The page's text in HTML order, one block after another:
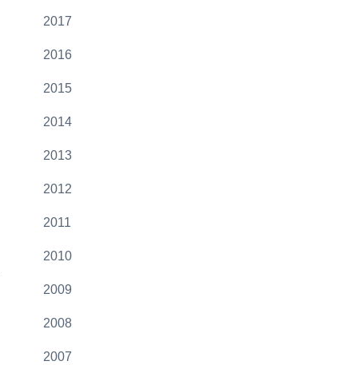
2017
2016
2015
2014
2013
2012
2011
2010
2009
2008
2007